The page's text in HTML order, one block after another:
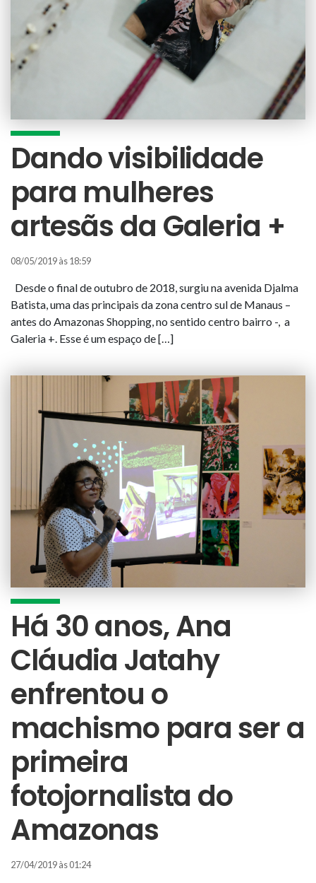
Dando visibilidade
para mulheres
artesãs da Galeria +
08/05/2019 às 18:59
Desde o final de outubro de 2018, surgiu na avenida Djalma
Batista, uma das principais da zona centro sul de Manaus –
antes do Amazonas Shopping, no sentido centro bairro -, a
Galeria +. Esse é um espaço de […]
Há 30 anos, Ana
Cláudia Jatahy
enfrentou o
machismo para ser a
primeira
fotojornalista do
Amazonas
27/04/2019 às 01:24